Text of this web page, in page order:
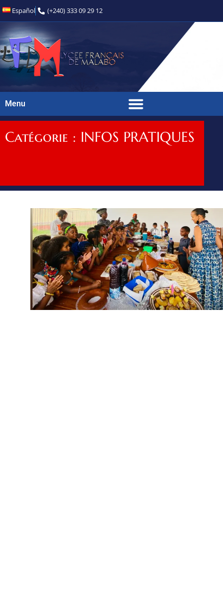
Español (+240) 333 09 29 12
Menu
Catégorie : INFOS PRATIQUES